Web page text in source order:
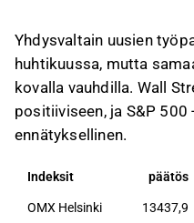
sillä 92 000 ihmistä
huhtikuussa, ja
miljoonaa.
Osa-aikatyössä
000:lla, mikä on
prosenttiin.
Terveydenhuolto loi
Yhdysvaltain uusien
huhtikuussa, mutta
kovalla vauhdilla. Wall
positiiviseen, ja S&P
ennätyksellinen.
Indeksit päätös
OMX Helsinki 13437,9